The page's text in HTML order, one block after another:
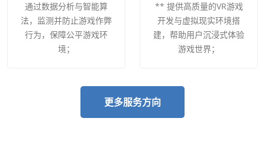
通过数据分析与智能算
法，监测并防止游戏作弊
行为，保障公平游戏环
境；
** 提供高质量的VR游戏
开发与虚拟现实环境搭
建，帮助用户沉浸式体验
游戏世界；
更多服务方向